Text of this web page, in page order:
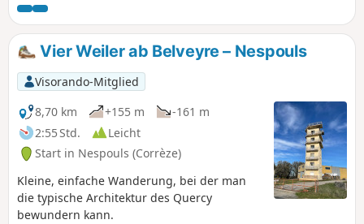
das Dorf Cressensac. Er ist hellblau markiert und für alle
zugänglich. Die wichtigsten Sehenswürdigkeiten,
öffentlichen Orte und Geschäfte sind ebenfalls zu sehen.
Vier Weiler ab Belveyre – Nespouls
Visorando-Mitglied
8,70 km
+155 m
-161 m
2:55 Std.
Leicht
Start in Nespouls (Corrèze)
Kleine, einfache Wanderung, bei der man
die typische Architektur des Quercy
bewundern kann.